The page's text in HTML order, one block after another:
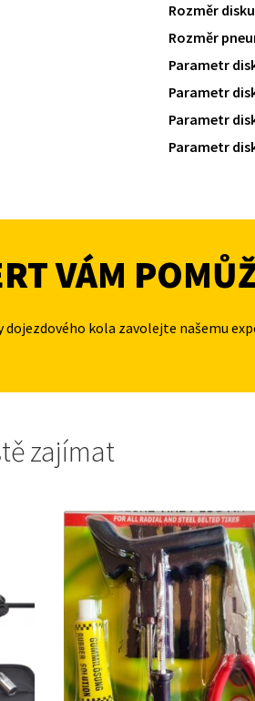
Rozměr
Rozměr
Parametr
Parametr
Parametr
Parametr
VÁM
kola zavolejte našemu
zajímat